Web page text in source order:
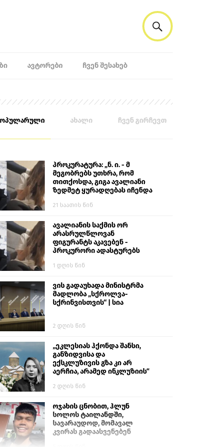
ᲐᲕᲢᲝᲠᲔᲑᲘ ᲩᲕᲔᲜ ᲨᲔᲡᲐᲮᲔᲑ
ახალი ჩვენ გირჩევთ
პროკურატურა: „ნ. ი. - მ
მეგობრებს უთხრა, რომ
თითქოსდა, გიგა ავალიანი
ზედმეტ ყურადღებას იჩენდა
ალექსანდრე გაბაშვილი
გიგა ავალიანს“
21 საათის წინ
ავალიანის საქმის ორ
არასრულწლოვან
ფიგურანტს აკავებენ -
პროკურორი ადასტურებს
1 დღის წინ
ვის გადაუხადა მინისტრმა
მადლობა „სქროლვა-
სქრინვისთვის“ | სია
2 დღის წინ
„ეკლესიას ჰქონდა შანსი,
განზიდვისა და
ექსკლუზივის გზა კი არ
აერჩია, არამედ ინკლუზიის“
2 დღის წინ
ოჯახის ცნობით, ჰლუნ
სოლოს ტაილანდში,
სავარაუდოდ, მომავალ
კვირას გადაასვენებენ